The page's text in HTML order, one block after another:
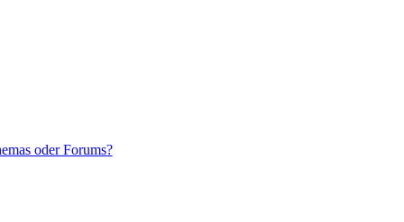
oder Forums?